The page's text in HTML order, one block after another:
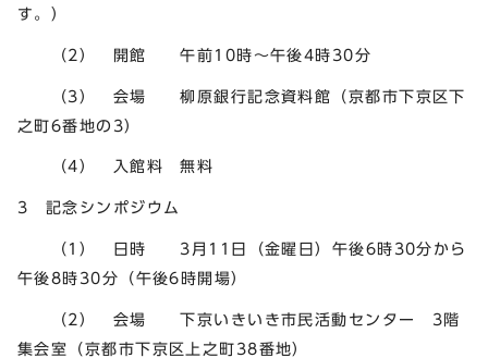
す。）
（2） 開館 午前10時～午後4時30分
（3） 会場 柳原銀行記念資料館（京都市下京区下
之町6番地の3）
（4） 入館料 無料
3 記念シンポジウム
（1） 日時 3月11日（金曜日）午後6時30分から
午後8時30分（午後6時開場）
（2） 会場 下京いきいき市民活動センター 3階
集会室（京都市下京区上之町38番地）